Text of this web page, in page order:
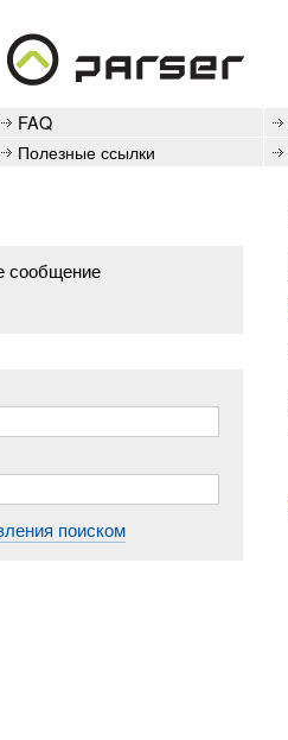
FAQ
Полезные ссылки
сообщение
поиском